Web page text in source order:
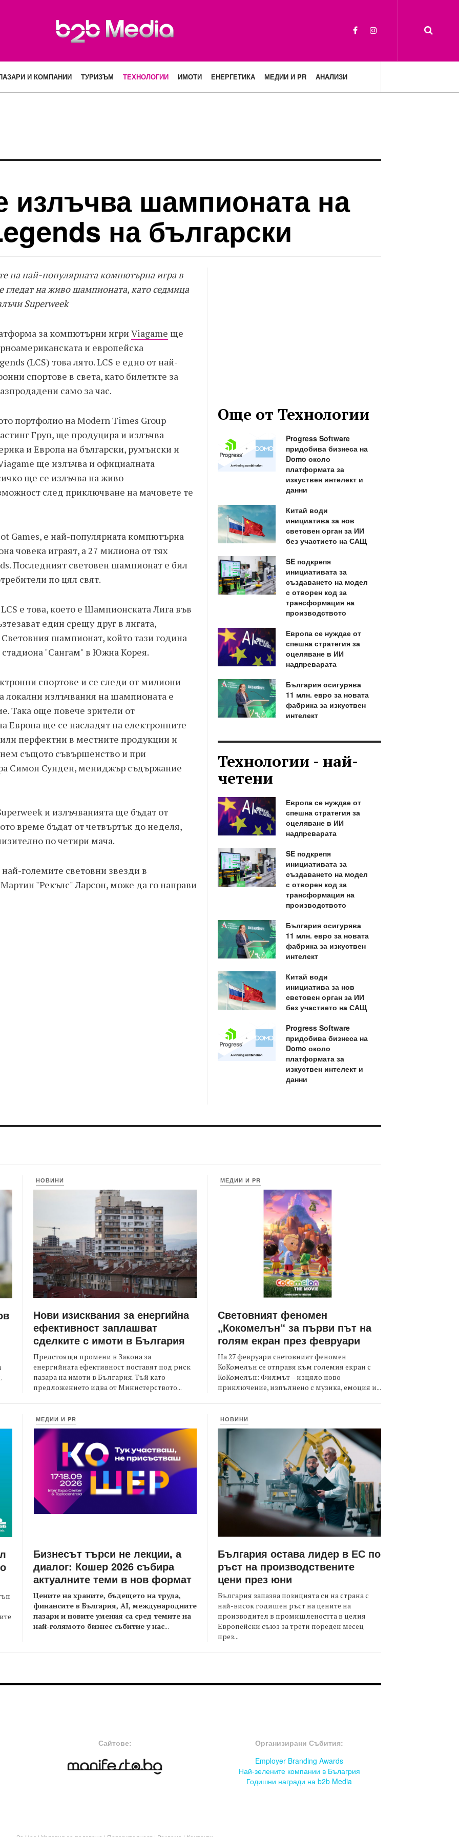
И КОМПАНИИ ТУРИЗЪМ ТЕХНОЛОГИИ ИМОТИ ЕНЕРГЕТИКА МЕДИИ И PR АНАЛИЗИ
излъчва шампионата на
на български
на най-популярната компютърна игра в
гледат на живо шампионата, като седмица
Superweek
за компютърни игри Viagame ще
и европейска
(LCS) това лято. LCS е едно от най-
спортове в света, като билетите за
само за час.
портфолио на Modern Times Group
Груп, ще продуцира и излъчва
и Европа на български, румънски и
ще излъчва и официалната
ще се излъчва на живо
след приключване на мачовете те
Games, е най-популярната компютърна
човека играят, а 27 милиона от тях
Последният световен шампионат е бил
по цял свят.
е това, което е Шампионската Лига във
един срещу друг в лигата,
шампионат, който тази година
"Сангам" в Южна Корея.
спортове и се следи от милиони
локални излъчвания на шампионата е
Така още повече зрители от
Европа ще се насладят на електронните
перфектни в местните продукции и
същото съвършенство и при
Симон Сунден, мениджър съдържание
и излъчванията ще бъдат от
време бъдат от четвъртък до неделя,
по четири мача.
големите световни звезди в
"Рекълс" Ларсон, може да го направи
Още от Технологии
Progress Software
придобива бизнеса на
Domo около
платформата за
изкуствен интелект и
данни
Китай води
инициатива за нов
световен орган за ИИ
без участието на САЩ
SE подкрепя
инициативата за
създаването на модел
с отворен код за
трансформация на
производството
Европа се нуждае от
спешна стратегия за
оцеляване в ИИ
надпреварата
България осигурява
11 млн. евро за новата
фабрика за изкуствен
интелект
Технологии - най-
четени
Европа се нуждае от
спешна стратегия за
оцеляване в ИИ
надпреварата
SE подкрепя
инициативата за
създаването на модел
с отворен код за
трансформация на
производството
България осигурява
11 млн. евро за новата
фабрика за изкуствен
интелект
Китай води
инициатива за нов
световен орган за ИИ
без участието на САЩ
Progress Software
придобива бизнеса на
Domo около
платформата за
изкуствен интелект и
данни
НОВИНИ
Нови изисквания за енергийна
ефективност заплашват
сделките с имоти в България
Предстоящи промени в Закона за
енергийната ефективност поставят под риск
пазара на имоти в България. Тъй като
предложението идва от Министерството...
МЕДИИ И PR
Световният феномен
„Кокомелън“ за първи път на
голям екран през февруари
На 27 февруари световният феномен
КоКомелън се отправя към големия екран с
КоКомелън: Филмът – изцяло ново
приключение, изпълнено с музика, емоция и...
МЕДИИ И PR
Бизнесът търси не лекции, а
диалог: Кошер 2026 събира
актуалните теми в нов формат
Цените на храните, бъдещето на труда,
финансите в България, AI, международните
пазари и новите умения са сред темите на
най-голямото бизнес събитие у нас...
НОВИНИ
България остава лидер в ЕС по
ръст на производствените
цени през юни
България запазва позицията си на страна с
най-висок годишен ръст на цените на
производител в промишлеността в целия
Европейски съюз за трети пореден месец
през...
Сайтове:
Организирани Събития:
Employer Branding Awards
Най-зелените компании в Бълагрия
Годишни награди на b2b Media